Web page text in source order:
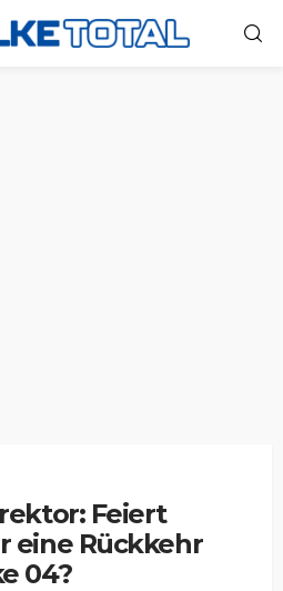
Feiert
eine Rückkehr
04?